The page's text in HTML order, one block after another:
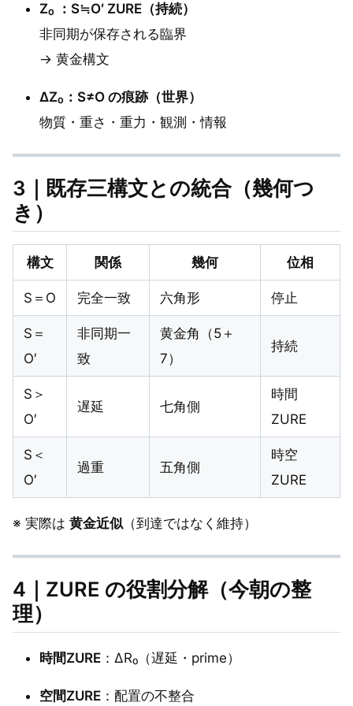
Z₀ ：S≒O′ ZURE（持続）
非同期が保存される臨界
→ 黄金構文
ΔZ₀：S≠O の痕跡（世界）
物質・重さ・重力・観測・情報
3｜既存三構文との統合（幾何つ
き）
構文 関係 幾何 位相
S＝O 完全一致 六角形 停止
S＝
O′
非同期一
致
黄金角（5＋
7）
持続
S＞
O′
遅延 七角側
時間
ZURE
S＜
O′
過重 五角側
時空
ZURE
※ 実際は 黄金近似 （到達ではなく維持）
4｜ZURE の役割分解（今朝の整
理）
時間ZURE ：ΔR₀（遅延・prime）
空間ZURE ：配置の不整合